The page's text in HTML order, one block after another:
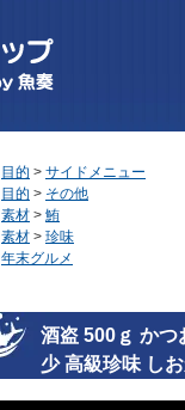
目的 > サイドメニュー
目的 > その他
素材 > 鮪
素材 > 珍味
年末グルメ
酒盗 500ｇ かつ
少 高級珍味 し